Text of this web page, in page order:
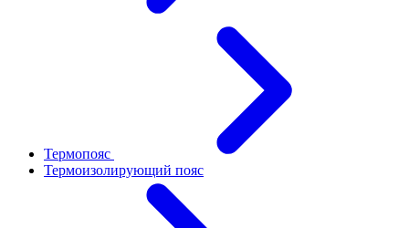
Термопояс
Термоизолирующий пояс